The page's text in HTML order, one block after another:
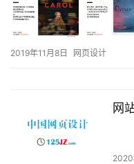
2019年11月8日 网页设计
网
2020